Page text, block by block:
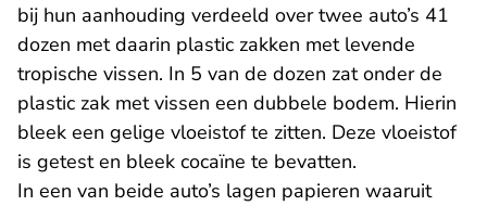
bij hun aanhouding verdeeld over twee auto’s 41
dozen met daarin plastic zakken met levende
tropische vissen. In 5 van de dozen zat onder de
plastic zak met vissen een dubbele bodem. Hierin
bleek een gelige vloeistof te zitten. Deze vloeistof
is getest en bleek cocaïne te bevatten.
In een van beide auto’s lagen papieren waaruit